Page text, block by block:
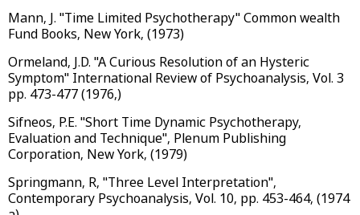
Mann, J. "Time Limited Psychotherapy" Common wealth
Fund Books, New York, (1973)
Ormeland, J.D. "A Curious Resolution of an Hysteric
Symptom" International Review of Psychoanalysis, Vol. 3
pp. 473-477 (1976,)
Sifneos, P.E. "Short Time Dynamic Psychotherapy,
Evaluation and Technique", Plenum Publishing
Corporation, New York, (1979)
Springmann, R, "Three Level Interpretation",
Contemporary Psychoanalysis, Vol. 10, pp. 453-464, (1974